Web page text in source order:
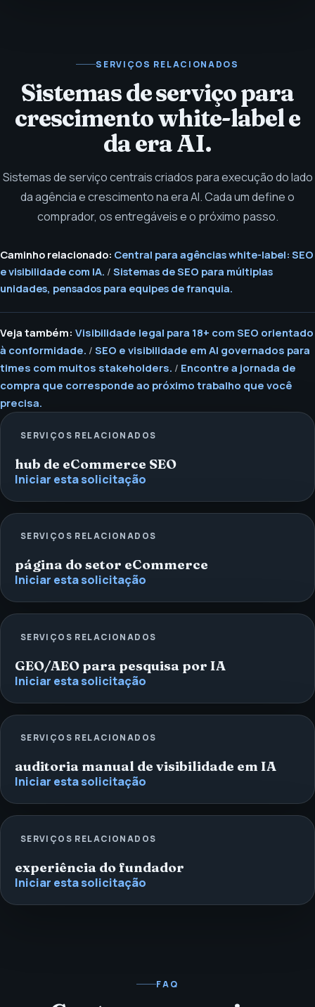
SERVIÇOS RELACIONADOS
Sistemas de serviço para
crescimento white-label e
da era AI.
Sistemas de serviço centrais criados para execução do lado
da agência e crescimento na era AI. Cada um define o
comprador, os entregáveis e o próximo passo.
Caminho relacionado: Central para agências white-label: SEO
e visibilidade com IA. / Sistemas de SEO para múltiplas
unidades, pensados para equipes de franquia.
Veja também: Visibilidade legal para 18+ com SEO orientado
à conformidade. / SEO e visibilidade em AI governados para
times com muitos stakeholders. / Encontre a jornada de
compra que corresponde ao próximo trabalho que você
precisa.
SERVIÇOS RELACIONADOS
hub de eCommerce SEO
Iniciar esta solicitação
SERVIÇOS RELACIONADOS
página do setor eCommerce
Iniciar esta solicitação
SERVIÇOS RELACIONADOS
GEO/AEO para pesquisa por IA
Iniciar esta solicitação
SERVIÇOS RELACIONADOS
auditoria manual de visibilidade em IA
Iniciar esta solicitação
SERVIÇOS RELACIONADOS
experiência do fundador
Iniciar esta solicitação
FAQ